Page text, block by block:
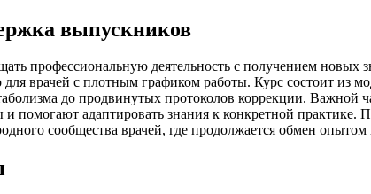
выпускников
профессиональную деятельность с получением
врачей с плотным графиком работы. Курс состоит из
до продвинутых протоколов коррекции. Важной
помогают адаптировать знания к конкретной
сообщества врачей, где продолжается обмен опытом